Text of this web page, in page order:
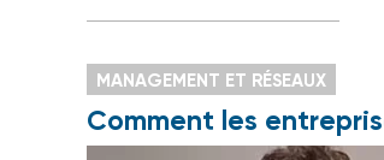
MANAGEMENT ET RÉSEAUX
Comment les